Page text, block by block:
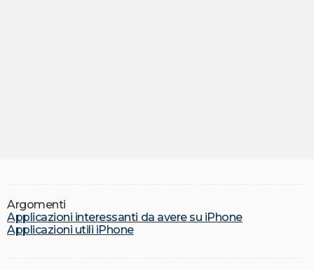
Argomenti
Applicazioni interessanti da avere su iPhone
Applicazioni utili iPhone